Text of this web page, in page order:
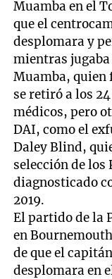
Muamba en el
que el
desplomara y
mientras jugaba
Muamba, quien
se retiró a los
médicos, pero
DAI, como el
Daley Blind,
selección de los
diagnosticado
2019.
El partido de la
en
de que el
desplomara en